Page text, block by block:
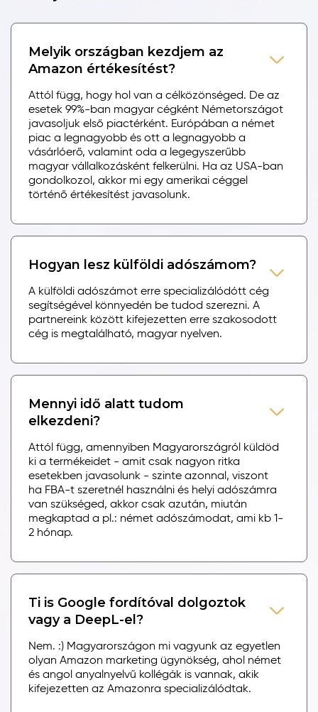
Melyik országban kezdjem az
Amazon értékesítést?
Attól függ, hogy hol van a célközönséged. De az
esetek 99%-ban magyar cégként Németországot
javasoljuk első piactérként. Európában a német
piac a legnagyobb és ott a legnagyobb a
vásárlóerő, valamint oda a legegyszerűbb
magyar vállalkozásként felkerülni. Ha az USA-ban
gondolkozol, akkor mi egy amerikai céggel
történő értékesítést javasolunk.
Hogyan lesz külföldi adószámom?
A külföldi adószámot erre specializálódótt cég
segítségével könnyedén be tudod szerezni. A
partnereink között kifejezetten erre szakosodott
cég is megtalálható, magyar nyelven.
Mennyi idő alatt tudom
elkezdeni?
Attól függ, amennyiben Magyarországról küldöd
ki a termékeidet - amit csak nagyon ritka
esetekben javasolunk - szinte azonnal, viszont
ha FBA-t szeretnél használni és helyi adószámra
van szükséged, akkor csak azután, miután
megkaptad a pl.: német adószámodat, ami kb 1-
2 hónap.
Ti is Google fordítóval dolgoztok
vagy a DeepL-el?
Nem. :) Magyarországon mi vagyunk az egyetlen
olyan Amazon marketing ügynökség, ahol német
és angol anyalnyelvű kollégák is vannak, akik
kifejezetten az Amazonra specializálódtak.